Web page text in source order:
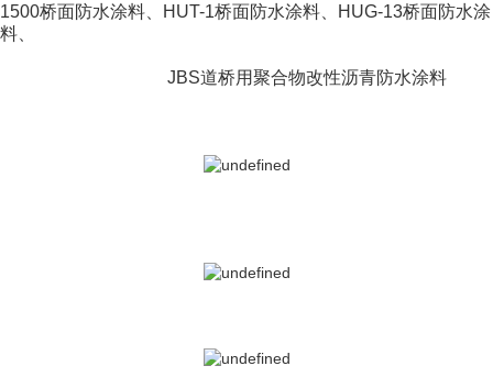
1500桥面防水涂料、HUT-1桥面防水涂料、HUG-13桥面防水涂
料、
JBS道桥用聚合物改性沥青防水涂料